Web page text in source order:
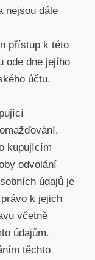
nejsou dále
přístup k této
ode dne jejího
účtu.
kupujícím
odvolání
údajů je
k jejich
včetně
údajům.
těchto